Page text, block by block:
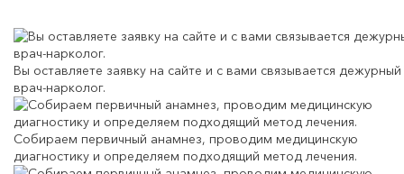
Вы оставляете заявку на сайте и с вами связывается дежурный
врач-нарколог.
Собираем первичный анамнез, проводим медицинскую
диагностику и определяем подходящий метод лечения.